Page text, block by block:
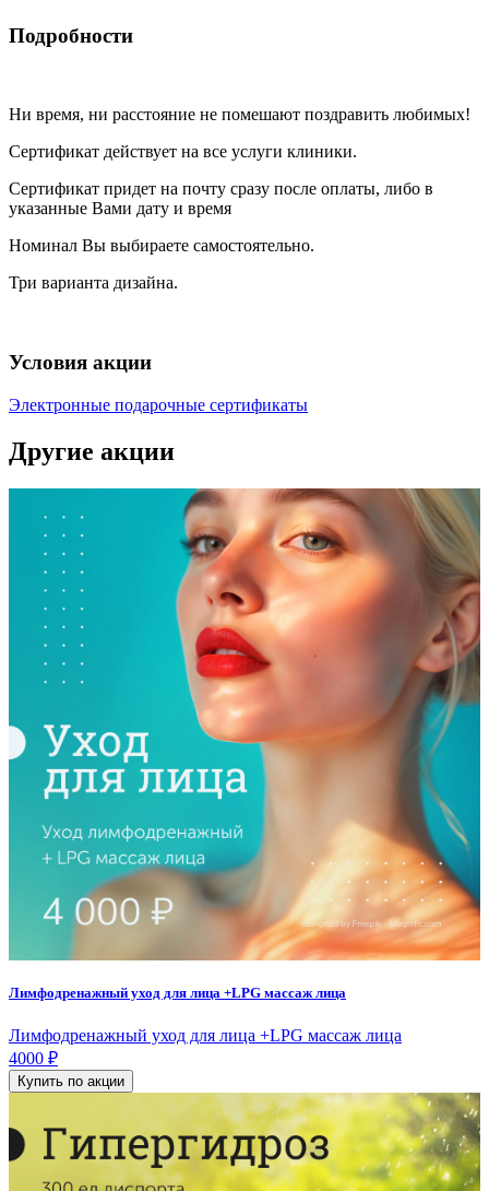
Подробности
Ни время, ни расстояние не помешают поздравить любимых!
Сертификат действует на все услуги клиники.
Сертификат придет на почту сразу после оплаты, либо в
указанные Вами дату и время
Номинал Вы выбираете самостоятельно.
Три варианта дизайна.
Условия акции
Электронные подарочные сертификаты
Другие акции
Лимфодренажный уход для лица +LPG массаж лица
Лимфодренажный уход для лица +LPG массаж лица
4000 ₽
Купить по акции